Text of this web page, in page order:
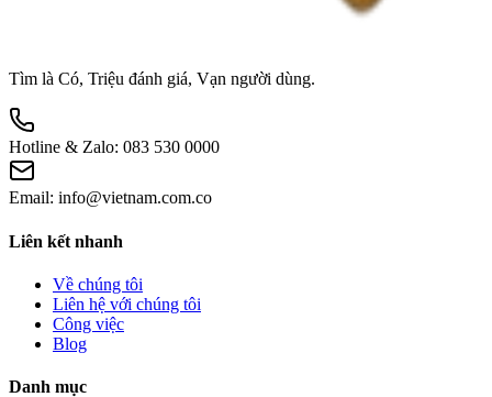
Tìm là Có, Triệu đánh giá, Vạn người dùng.
Hotline & Zalo: 083 530 0000
Email: info@vietnam.com.co
Liên kết nhanh
Về chúng tôi
Liên hệ với chúng tôi
Công việc
Blog
Danh mục